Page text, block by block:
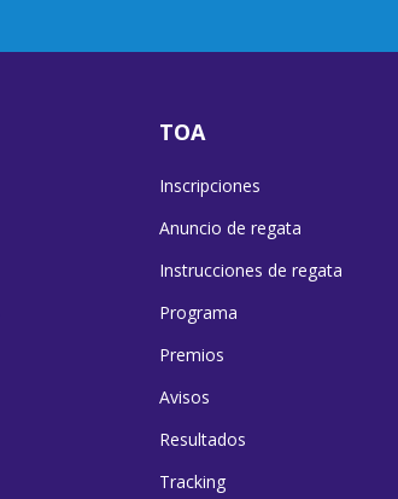
TOA
Inscripciones
Anuncio de regata
Instrucciones de regata
Programa
Premios
Avisos
Resultados
Tracking